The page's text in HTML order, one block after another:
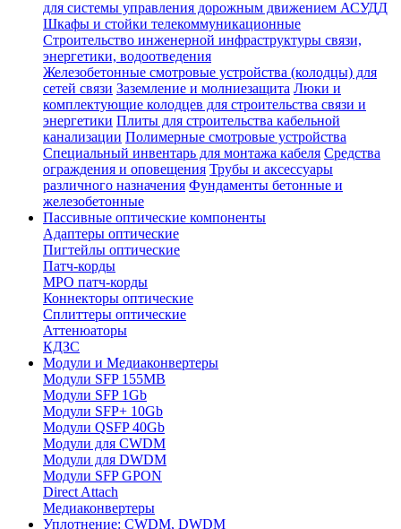
для системы управления дорожным движением АСУДД
Шкафы и стойки телекоммуникационные
Строительство инженерной инфраструктуры связи,
энергетики, водоотведения
Железобетонные смотровые устройства (колодцы) для
сетей связи Заземление и молниезащита Люки и
комплектующие колодцев для строительства связи и
энергетики Плиты для строительства кабельной
канализации Полимерные смотровые устройства
Специальный инвентарь для монтажа кабеля Средства
ограждения и оповещения Трубы и аксессуары
различного назначения Фундаменты бетонные и
железобетонные
Пассивные оптические компоненты
Адаптеры оптические
Пигтейлы оптические
Патч-корды
MPO патч-корды
Коннекторы оптические
Сплиттеры оптические
Аттенюаторы
КДЗС
Модули и Медиаконвертеры
Модули SFP 155MB
Модули SFP 1Gb
Модули SFP+ 10Gb
Модули QSFP 40Gb
Модули для CWDM
Модули для DWDM
Модули SFP GPON
Direct Attach
Медиаконвертеры
Уплотнение: CWDM, DWDM